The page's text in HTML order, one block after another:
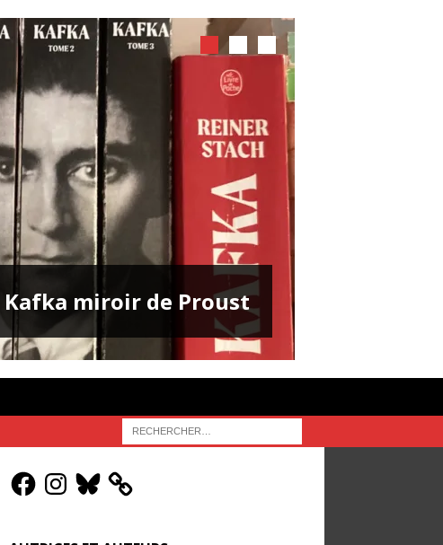
Kafka miroir de Proust